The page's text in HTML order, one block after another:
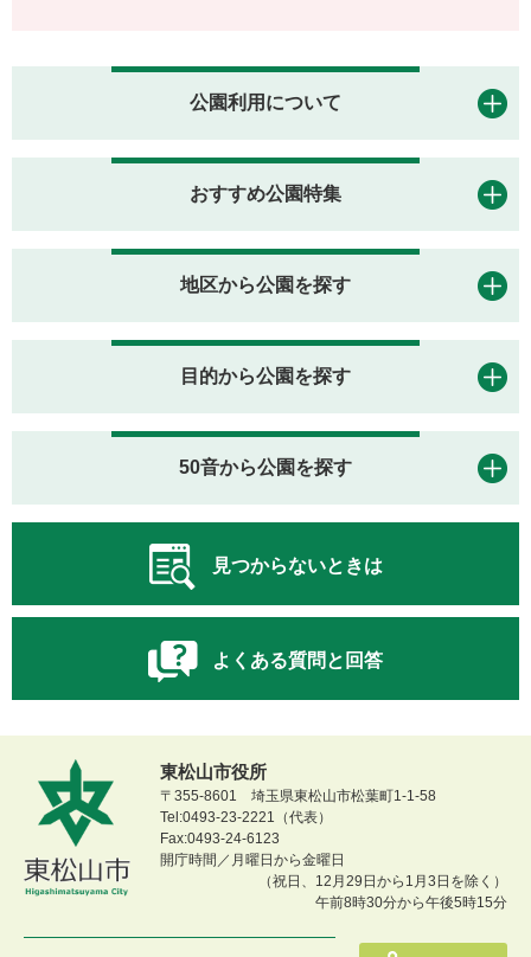
公園利用について
おすすめ公園特集
地区から公園を探す
目的から公園を探す
50音から公園を探す
見つからないときは
よくある質問と回答
東松山市役所
〒355-8601 埼玉県東松山市松葉町1-1-58
Tel:0493-23-2221（代表）
Fax:0493-24-6123
開庁時間／月曜日から金曜日
（祝日、12月29日から1月3日を除く）
午前8時30分から午後5時15分